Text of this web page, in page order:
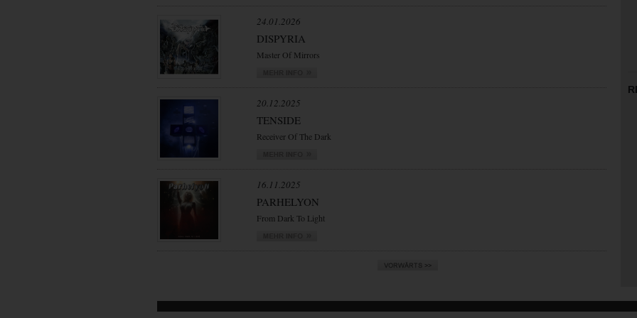
24.01.2026
DISPYRIA
Master Of Mirrors
20.12.2025
TENSIDE
Receiver Of The Dark
16.11.2025
PARHELYON
From Dark To Light